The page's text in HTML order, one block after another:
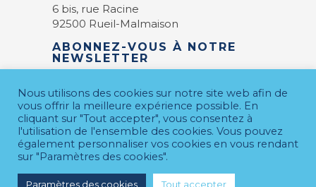
6 bis, rue Racine
92500 Rueil-Malmaison
ABONNEZ-VOUS À NOTRE
NEWSLETTER
E-mail*
Nous utilisons des cookies sur notre site web afin de
vous offrir la meilleure expérience possible. En
cliquant sur "Tout accepter", vous consentez à
l'utilisation de l'ensemble des cookies. Vous pouvez
également personnaliser vos cookies en vous rendant
sur "Paramètres des cookies".
Paramètres des cookies Tout accepter